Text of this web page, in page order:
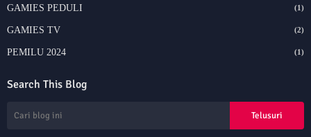
GAMIES PEDULI (1)
GAMIES TV (2)
PEMILU 2024 (1)
Search This Blog